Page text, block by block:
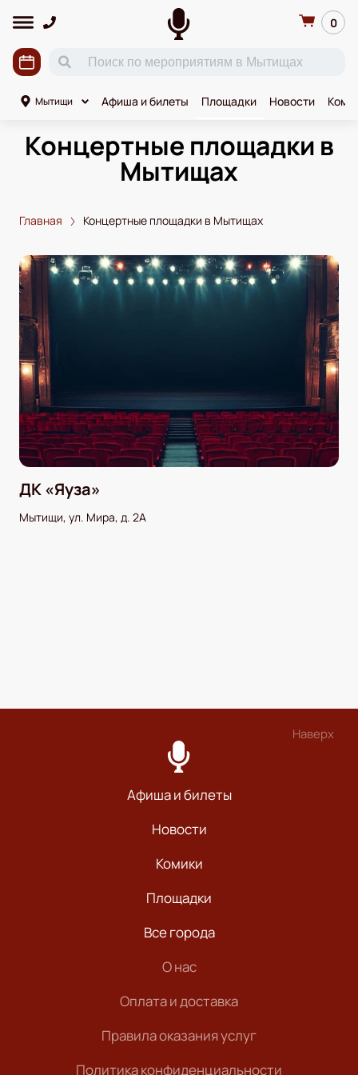
0
Мытищи Афиша и билеты Площадки Новости
Концертные площадки в
Мытищах
Главная Концертные площадки в Мытищах
ДК «Яуза»
Мытищи, ул. Мира, д. 2А
Наверх
Афиша и билеты
Новости
Комики
Площадки
Все города
О нас
Оплата и доставка
Правила оказания услуг
Политика конфиденциальности